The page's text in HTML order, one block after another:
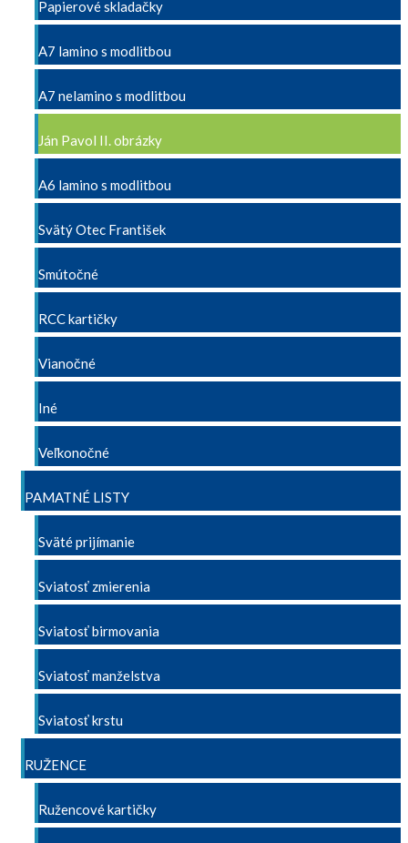
Papierové skladačky
A7 lamino s modlitbou
A7 nelamino s modlitbou
Ján Pavol II. obrázky
A6 lamino s modlitbou
Svätý Otec František
Smútočné
RCC kartičky
Vianočné
Iné
Veľkonočné
PAMATNÉ LISTY
Sväté prijímanie
Sviatosť zmierenia
Sviatosť birmovania
Sviatosť manželstva
Sviatosť krstu
RUŽENCE
Ružencové kartičky